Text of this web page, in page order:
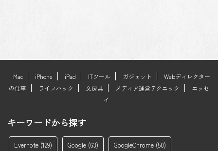
Mac iPhone iPad ITツール ガジェット
Webディレクター
の仕事
ライフハック 文房具 メディア運営テクニック
エッセ
イ
キーワードから探す
Evernote (129) Google (63) GoogleChrome (50)